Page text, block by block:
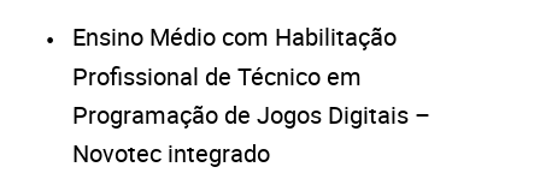
Ensino Médio com Habilitação
Profissional de Técnico em
Programação de Jogos Digitais –
Novotec integrado